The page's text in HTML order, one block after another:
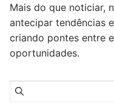
Mais do que noticiar,
antecipar tendências
criando pontes entre
oportunidades.
Pesquisar